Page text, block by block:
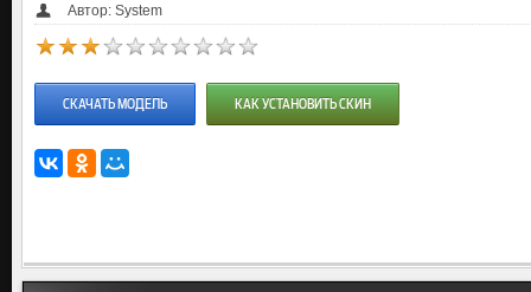
Автор: System
СКАЧАТЬ МОДЕЛЬ КАК УСТАНОВИТЬ СКИН